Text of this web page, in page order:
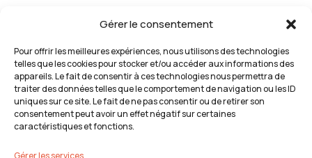
Gérer le consentement
Pour offrir les meilleures expériences, nous utilisons des technologies
telles que les cookies pour stocker et/ou accéder aux informations des
appareils. Le fait de consentir à ces technologies nous permettra de
traiter des données telles que le comportement de navigation ou les ID
uniques sur ce site. Le fait de ne pas consentir ou de retirer son
consentement peut avoir un effet négatif sur certaines
caractéristiques et fonctions.
Gérer les services
Insatisfaction de service
devez compléter la déclaration